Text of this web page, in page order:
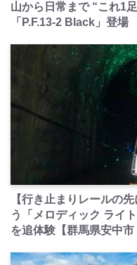
山から日常まで “これ1
「P.F.13-2 Black」登場
【行き止まりレールの
う「メロディック ライ
を追体験【群馬県安中市